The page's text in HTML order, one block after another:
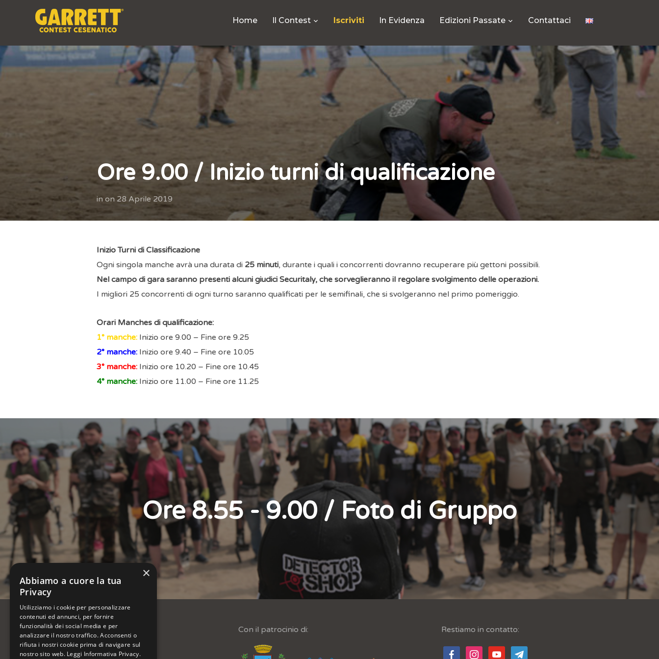
Home Il Contest Iscriviti In Evidenza Edizioni Passate Contattaci
Ore 9.00 / Inizio turni di qualificazione
in on 28 Aprile 2019
Inizio Turni di Classificazione
Ogni singola manche avrà una durata di 25 minuti, durante i quali i concorrenti dovranno recuperare più gettoni possibili.
Nel campo di gara saranno presenti alcuni giudici Securitaly, che sorveglieranno il regolare svolgimento delle operazioni.
I migliori 25 concorrenti di ogni turno saranno qualificati per le semifinali, che si svolgeranno nel primo pomeriggio.
Orari Manches di qualificazione:
1° manche: Inizio ore 9.00 – Fine ore 9.25
2° manche: Inizio ore 9.40 – Fine ore 10.05
3° manche: Inizio ore 10.20 – Fine ore 10.45
4° manche: Inizio ore 11.00 – Fine ore 11.25
Ore 8.55 - 9.00 / Foto di Gruppo
Organizzatore dell’evento: Con il patrocinio di: Restiamo in contatto:
facebookinstagramyoutubetelegram
×
Abbiamo a cuore la tua
Privacy
Utilizziamo i cookie per personalizzare
contenuti ed annunci, per fornire
funzionalità dei social media e per
analizzare il nostro traffico. Acconsenti o
rifiuta i nostri cookie prima di navigare sul
nostro sito web. Leggi Informativa Privacy.